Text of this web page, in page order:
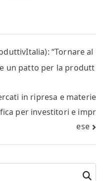
“Tornare al
un patto per la produtt
in ripresa e materie
per investitori e impr
ese
Cerca